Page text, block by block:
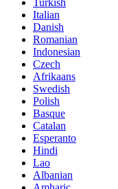
Turkish
Italian
Danish
Romanian
Indonesian
Czech
Afrikaans
Swedish
Polish
Basque
Catalan
Esperanto
Hindi
Lao
Albanian